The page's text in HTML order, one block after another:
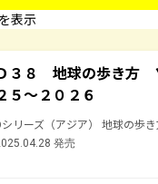
表示
３８ 地球の歩き方
５～２０２６
リーズ（アジア） 地球の歩
発売